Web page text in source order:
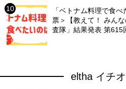
「ベトナム料理で食
票＞【教えて！ みん
査隊」結果発表 第615
eltha イチ